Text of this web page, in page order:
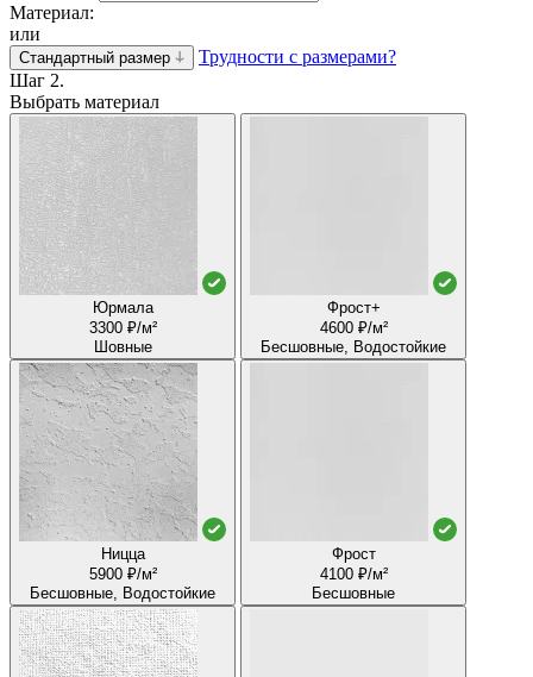
Материал:
или
Стандартный размер
Трудности с размерами?
Шаг 2.
Выбрать материал
Юрмала
3300 ₽/м²
Шовные
Фрост+
4600 ₽/м²
Бесшовные, Водостойкие
Ницца
5900 ₽/м²
Бесшовные, Водостойкие
Фрост
4100 ₽/м²
Бесшовные